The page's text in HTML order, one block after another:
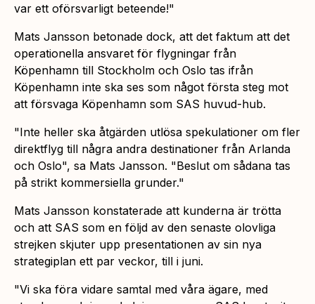
var ett oförsvarligt beteende!"
Mats Jansson betonade dock, att det faktum att det
operationella ansvaret för flygningar från
Köpenhamn till Stockholm och Oslo tas ifrån
Köpenhamn inte ska ses som något första steg mot
att försvaga Köpenhamn som SAS huvud-hub.
"Inte heller ska åtgärden utlösa spekulationer om fler
direktflyg till några andra destinationer från Arlanda
och Oslo", sa Mats Jansson. "Beslut om sådana tas
på strikt kommersiella grunder."
Mats Jansson konstaterade att kunderna är trötta
och att SAS som en följd av den senaste olovliga
strejken skjuter upp presentationen av sin nya
strategiplan ett par veckor, till i juni.
"Vi ska föra vidare samtal med våra ägare, med